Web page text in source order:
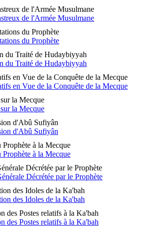
de l'Armée Musulmane
de l'Armée Musulmane
du Prophète
du Prophète
du Traité de Hudaybiyyah
du Traité de Hudaybiyyah
en Vue de la Conquête de la Mecque
en Vue de la Conquête de la Mecque
la Mecque
la Mecque
d'Abû Sufiyân
d'Abû Sufiyân
à la Mecque
à la Mecque
Décrétée par le Prophète
Décrétée par le Prophète
des Idoles de la Ka'bah
des Idoles de la Ka'bah
des Postes relatifs à la Ka'bah
des Postes relatifs à la Ka'bah